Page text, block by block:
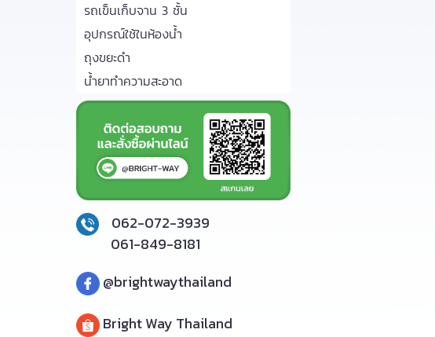
รถเข็นเก็บจาน 3 ชั้น
อุปกรณ์ใช้ในห้องน้ำ
ถุงขยะดำ
น้ำยาทำความสะอาด
062-072-3939
061-849-8181
@brightwaythailand
Bright Way Thailand